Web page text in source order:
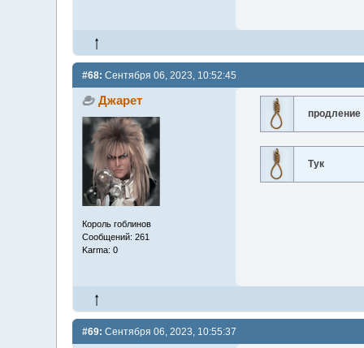
#68: Сентября 06, 2023, 10:52:45
Джарет
Король гоблинов
Сообщений: 261
Karma: 0
продление
Тук
#69: Сентября 06, 2023, 10:55:37